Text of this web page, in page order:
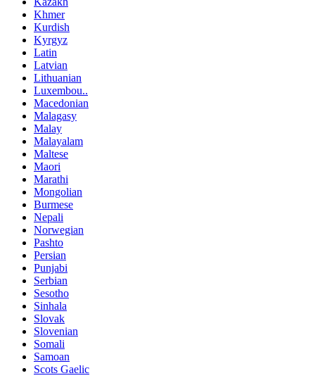
Khmer
Kurdish
Kyrgyz
Latin
Latvian
Lithuanian
Luxembou..
Macedonian
Malagasy
Malay
Malayalam
Maltese
Maori
Marathi
Mongolian
Burmese
Nepali
Norwegian
Pashto
Persian
Punjabi
Serbian
Sesotho
Sinhala
Slovak
Slovenian
Somali
Samoan
Scots Gaelic